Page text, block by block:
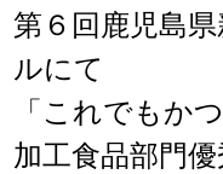
第６回鹿児島
ルにて
「これでもか
加工食品部門